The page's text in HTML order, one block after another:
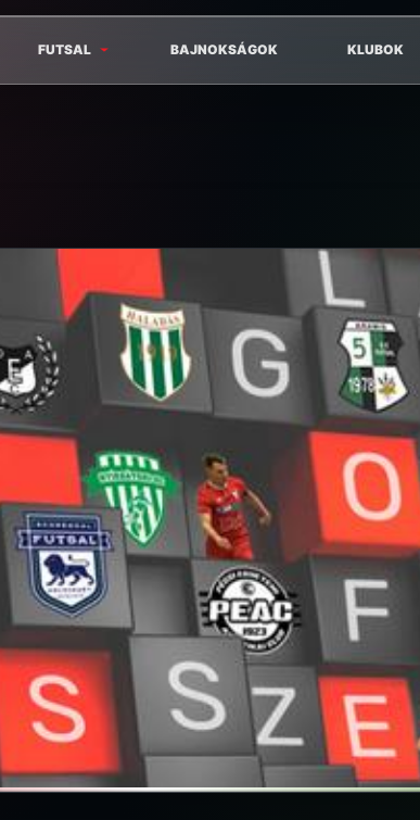
FUTSAL BAJNOKSÁGOK KLUBOK